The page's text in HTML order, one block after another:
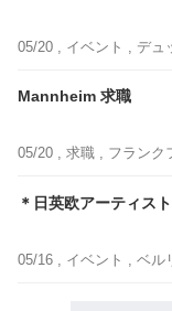
05/20 , イベント , デ
Mannheim 求職
05/20 , 求職 , フランク
＊日英欧アーティス
05/16 , イベント , ベル